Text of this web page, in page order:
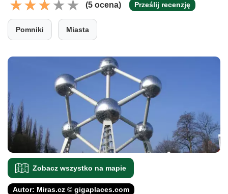
(5 ocena) Prześlij recenzję
Pomniki Miasta
Zobacz wszystko na mapie
Autor: Miras.cz © gigaplaces.com